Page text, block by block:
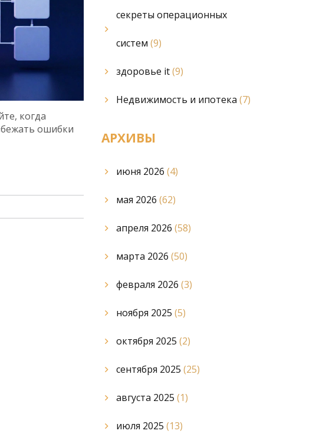
когда
ошибки
секреты операционных
систем (9)
здоровье it(9)
Недвижимость и ипотека (7)
АРХИВЫ
июня 2026 (4)
мая 2026 (62)
апреля 2026 (58)
марта 2026 (50)
февраля 2026 (3)
ноября 2025 (5)
октября 2025 (2)
сентября 2025 (25)
августа 2025 (1)
июля 2025 (13)